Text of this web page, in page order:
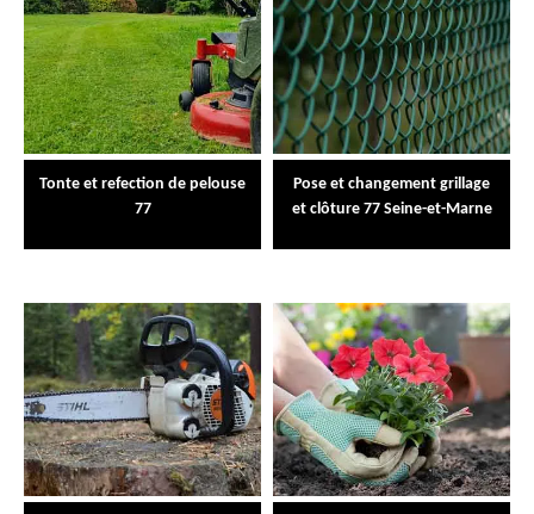
Tonte et refection de pelouse
77
Pose et changement grillage
et clôture 77 Seine-et-Marne